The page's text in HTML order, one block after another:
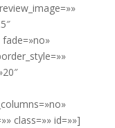
fade=»no»
class=»» id=»»]